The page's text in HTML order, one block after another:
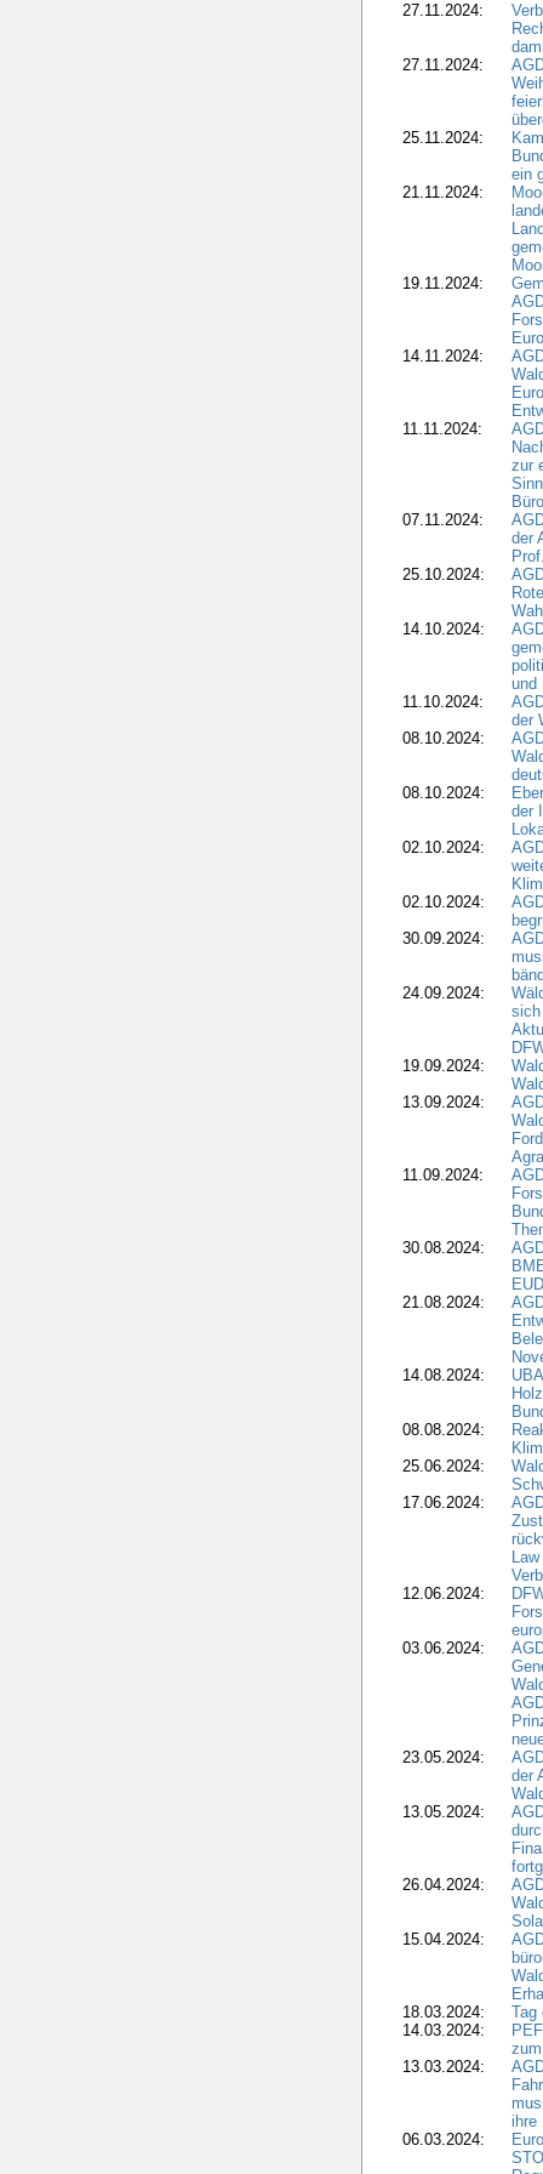
27.11.2024:
27.11.2024:
25.11.2024:
ein
21.11.2024:
19.11.2024:
14.11.2024:
11.11.2024:
zur
07.11.2024:
der
25.10.2024:
14.10.2024:
und
11.10.2024:
der
08.10.2024:
08.10.2024:
der
02.10.2024:
02.10.2024:
30.09.2024:
24.09.2024:
sich
19.09.2024:
13.09.2024:
11.09.2024:
30.08.2024:
21.08.2024:
14.08.2024:
08.08.2024:
25.06.2024:
17.06.2024:
12.06.2024:
03.06.2024:
23.05.2024:
der
13.05.2024:
26.04.2024:
15.04.2024:
18.03.2024:
Tag
14.03.2024:
13.03.2024:
ihre
06.03.2024: